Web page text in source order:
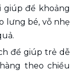
giúp để khoảng
lưng bé, vỗ nhẹ
để giúp trẻ dễ
theo chiều